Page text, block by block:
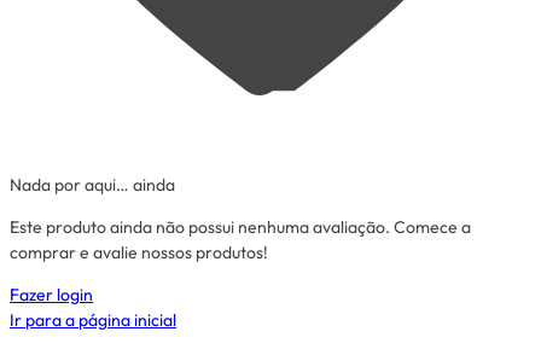
Nada por aqui… ainda
Este produto ainda não possui nenhuma avaliação. Comece a
comprar e avalie nossos produtos!
Fazer login
Ir para a página inicial